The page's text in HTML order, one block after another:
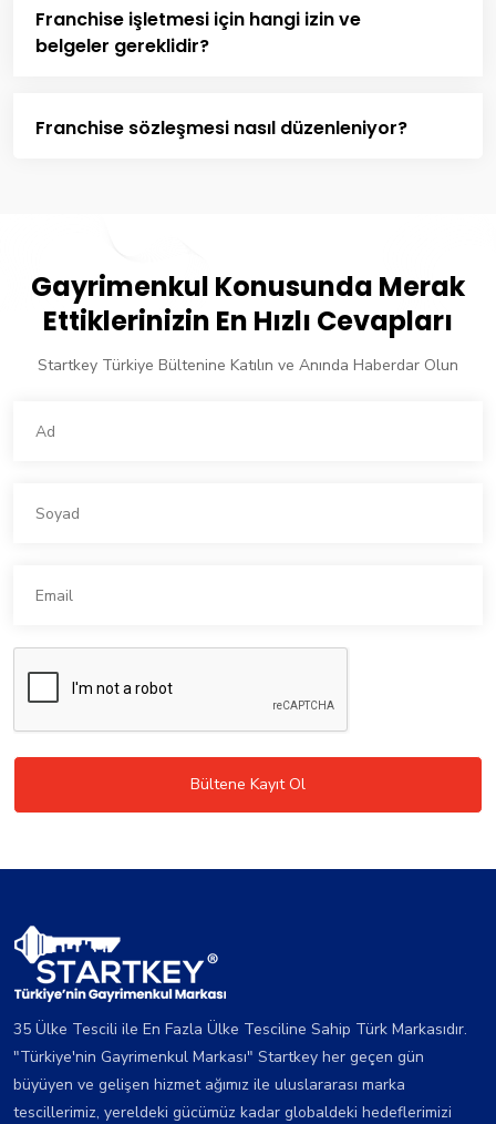
Franchise işletmesi için hangi izin ve
belgeler gereklidir?
Franchise sözleşmesi nasıl düzenleniyor?
Gayrimenkul Konusunda Merak
Ettiklerinizin En Hızlı Cevapları
Startkey Türkiye Bültenine Katılın ve Anında Haberdar Olun
Bültene Kayıt Ol
35 Ülke Tescili ile En Fazla Ülke Tesciline Sahip Türk Markasıdır.
"Türkiye'nin Gayrimenkul Markası" Startkey her geçen gün
büyüyen ve gelişen hizmet ağımız ile uluslararası marka
tescillerimiz, yereldeki gücümüz kadar globaldeki hedeflerimizi